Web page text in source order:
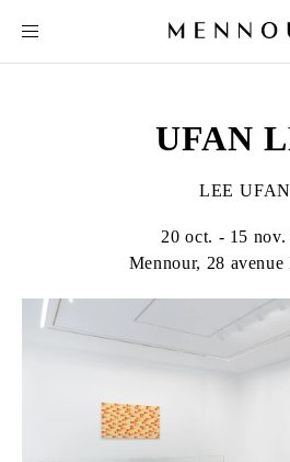
UFAN
LEE UFAN
20 oct. - 15 nov.
Mennour, 28 avenue